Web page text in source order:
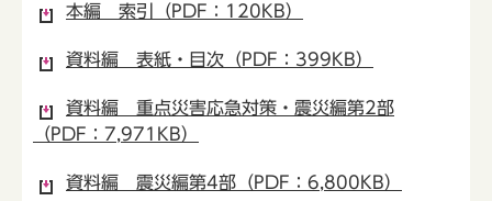
本編 索引（PDF：120KB）
資料編 表紙・目次（PDF：399KB）
資料編 重点災害応急対策・震災編第2部
（PDF：7,971KB）
資料編 震災編第4部（PDF：6,800KB）